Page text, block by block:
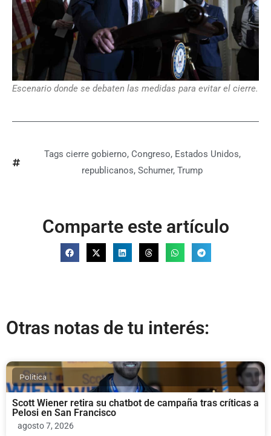
Escenario donde se debaten las medidas para evitar el cierre.
Tags cierre gobierno, Congreso, Estados Unidos,
republicanos, Schumer, Trump
Comparte este artículo
Otras notas de tu interés:
Politica
Scott Wiener retira su chatbot de campaña tras críticas a
Pelosi en San Francisco
agosto 7, 2026